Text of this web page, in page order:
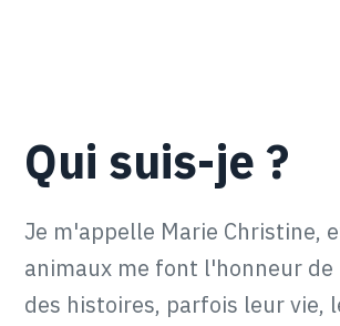
Qui suis-je ?
Je m'appelle Marie Christine,
animaux me font l'honneur
des histoires, parfois leur vie,